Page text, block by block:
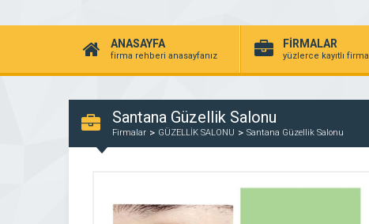
ANASAYFA
firma rehberi anasayfanız
FİRMALAR
yüzlerce kayıtlı firma
Santana Güzellik Salonu
Firmalar GÜZELLİK SALONU Santana Güzellik Salonu